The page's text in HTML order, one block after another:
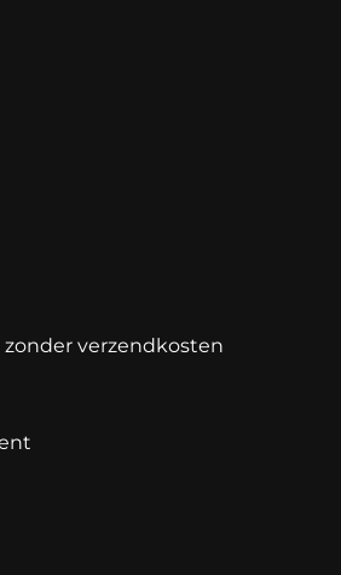
verzendkosten